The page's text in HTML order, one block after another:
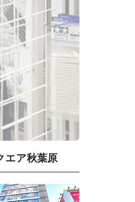
エア秋葉原